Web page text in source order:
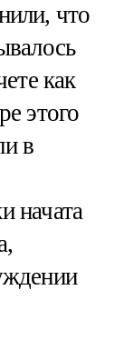
что
как
этого
в
начата